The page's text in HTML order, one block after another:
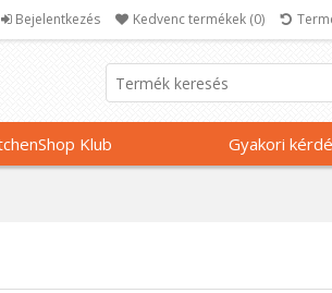
Bejelentkezés Kedvenc termékek (0)
Klub Gyakori